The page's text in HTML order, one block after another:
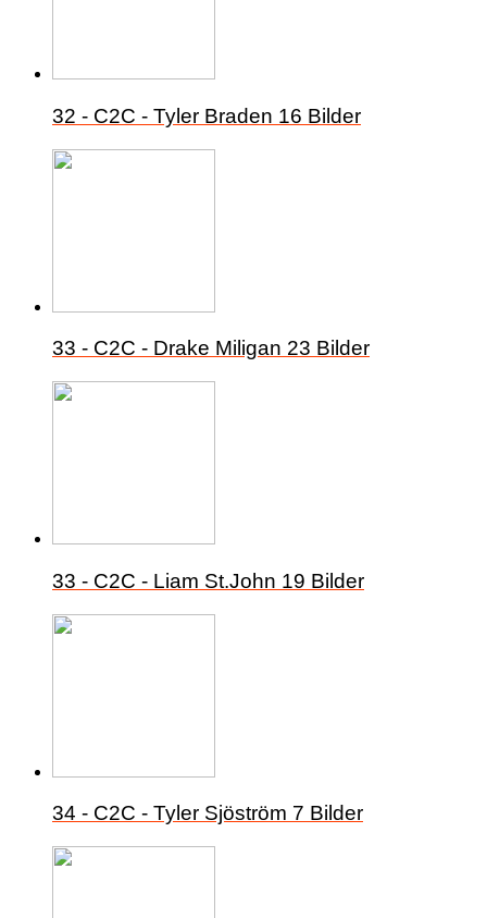
32 - C2C - Tyler Braden 16 Bilder
33 - C2C - Drake Miligan 23 Bilder
33 - C2C - Liam St.John 19 Bilder
34 - C2C - Tyler Sjöström 7 Bilder